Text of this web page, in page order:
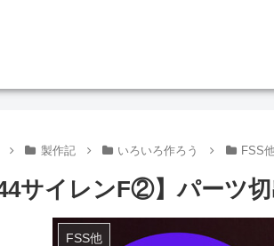
製作記 いろいろ作ろう FSS
サイレンF②】パーツ
FSS他